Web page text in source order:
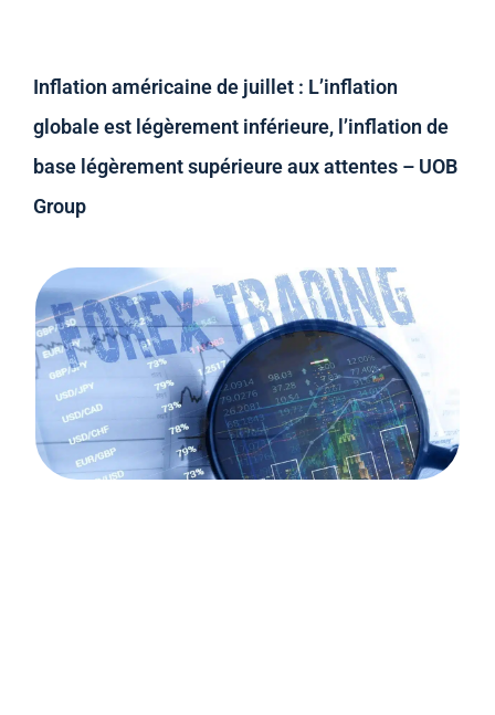
Inflation américaine de juillet : L’inflation
globale est légèrement inférieure, l’inflation de
base légèrement supérieure aux attentes – UOB
Group